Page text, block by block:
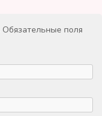
Обязательные поля